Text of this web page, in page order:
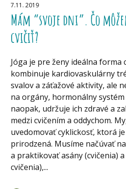
7.11. 2019
Mám “svoje dni”. Čo
cvičiť?
Jóga je pre ženy ideálna forma
kombinuje kardiovaskulárny
svalov a záťažové aktivity, ale
na orgány, hormonálny
naopak, udržuje ich zdravé a
medzi cvičením a oddychom.
uvedomovať cyklickosť, ktorá
prirodzená. Musíme načúvať
a praktikovať asány (cvičenia)
cvičenia),...